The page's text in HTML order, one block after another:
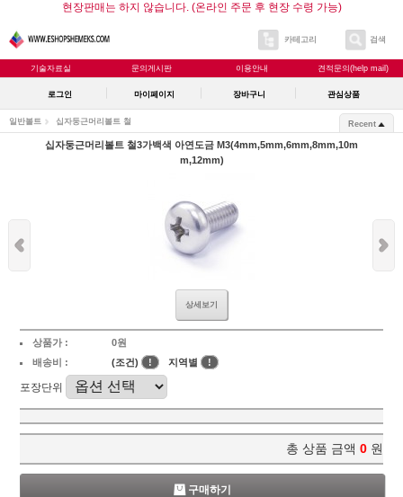
현장판매는 하지 않습니다. (온라인 주문 후 현장 수령 가능)
카테고리 검색
기술자료실 문의게시판 이용안내 견적문의(help mail)
로그인 마이페이지 장바구니 관심상품
일반볼트 십자둥근머리볼트 철 Recent
십자둥근머리볼트 철3가백색 아연도금 M3(4mm,5mm,6mm,8mm,10m
m,12mm)
상세보기
상품가 :
0원
배송비 :
(조건) ! 지역별 !
포장단위
총 상품 금액 0 원
구매하기